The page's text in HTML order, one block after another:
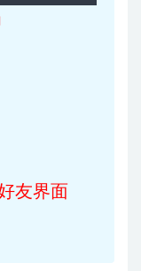
友界面